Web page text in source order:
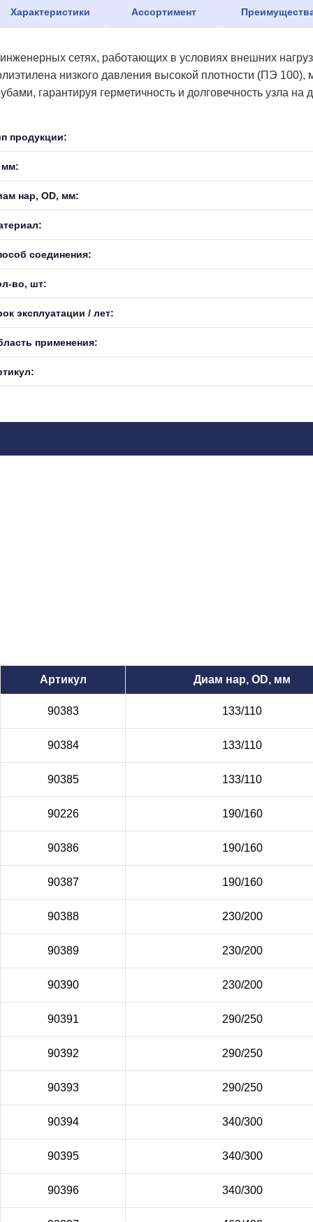
Характеристики Ассортимент
сетях, работающих в условиях внешних
низкого давления высокой плотности (ПЭ
гарантируя герметичность и долговечность узла на
продукции:
мм:
нар, OD, мм:
соединения:
во, шт:
эксплуатации / лет:
применения:
Артикул Диам нар, OD, мм
90383 133/110
90384 133/110
90385 133/110
90226 190/160
90386 190/160
90387 190/160
90388 230/200
90389 230/200
90390 230/200
90391 290/250
90392 290/250
90393 290/250
90394 340/300
90395 340/300
90396 340/300